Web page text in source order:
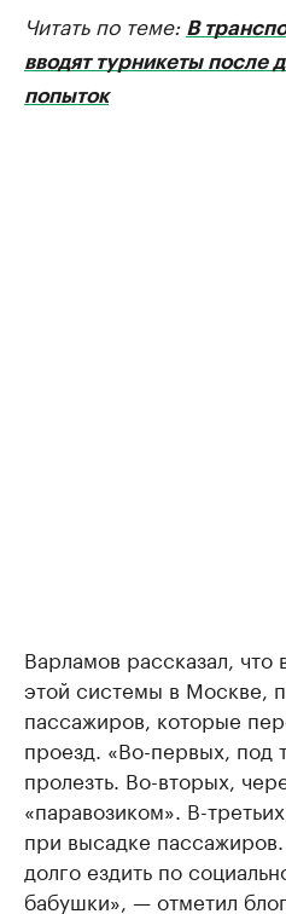
Читать по теме: В
вводят турникеты после
попыток
Варламов рассказал,
этой системы в Москве,
пассажиров, которые
проезд. «Во-первых, под
пролезть. Во-вторых,
«паравозиком». В-
при высадке
долго ездить по
бабушки», — отметил